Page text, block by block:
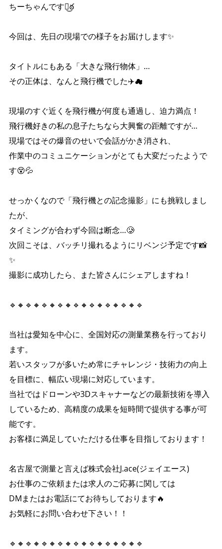
ちーちゃんですఠ͜ఠ
今回は、先日の現場での様子をお届けします✨
タイトルにもある「大きな飛行物体」…
その正体は、なんと飛行機でした✈️☁
現場のすぐ近くを飛行機が何度も通過し、迫力満点！
飛行機好きの私の息子たちなら大興奮の距離ですが…
現場ではその爆音のせいで会話がかき消され、
作業中のコミュニケーションがとても大変だったようで
す😵💦
せっかくなので「飛行機との記念撮影」にも挑戦しまし
たが、
タイミングが合わず今回は断念…🥲
次回こそは、バッチリ撮れるようにリベンジ予定です📸
✨
撮影に成功したら、また皆さんにシェアしますね！
🔹🔸🔹🔸🔹🔸🔹🔸🔹🔸🔹🔸🔹🔸🔹🔸🔹
当社は愛知を中心に、全国対応の測量業務を行っており
ます。
若いスタッフが多いため常にチャレンジ・技術力の向上
を目標に、幅広い現場に対応しています。
当社ではドローンや3Dスキャナーなどの最新技術を導入
しているため、高精度の成果を短時間で提供する事が可
能です。
お客様に満足していただける仕事を目指しております！
名古屋で測量と言えば株式会社J.ace(ジェイエース)
お仕事のご依頼または求人のご応募に関しては
DMまたはお電話にてお待ちしております🔥
お気軽にお問い合わせ下さい！！
🔹🔸🔹🔸🔹🔸🔹🔸🔹🔸🔹🔸🔹🔸🔹🔸🔹